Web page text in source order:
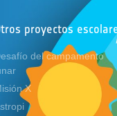
proyectos
del campamento
X